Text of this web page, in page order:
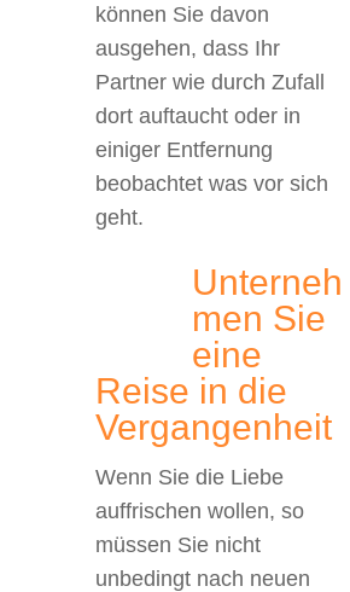
können Sie davon
ausgehen, dass Ihr
Partner wie durch Zufall
dort auftaucht oder in
einiger Entfernung
beobachtet was vor sich
geht.
Unterneh
men Sie
eine
Reise in die
Vergangenheit
Wenn Sie die Liebe
auffrischen wollen, so
müssen Sie nicht
unbedingt nach neuen